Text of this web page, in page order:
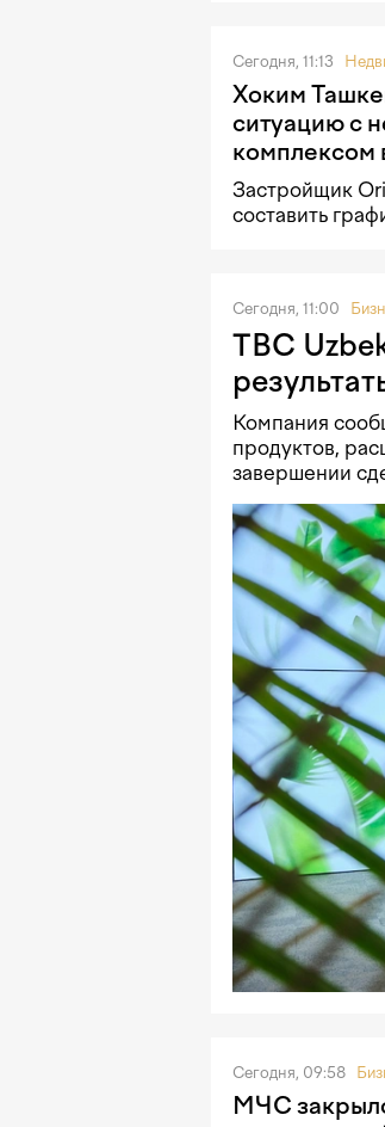
Сегодня, 11:13
Хоким
ситуацию с
комплексом
Застройщик
составить
Сегодня, 11:00
TBC
Компания
продуктов,
завершении
Сегодня, 09:58
МЧС